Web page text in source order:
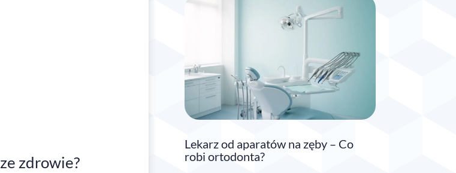
zdrowie?
Lekarz od aparatów na zęby – Co
robi ortodonta?